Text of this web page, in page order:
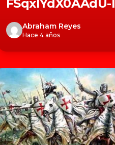
FSqxlYdX0AAdU-I
Abraham Reyes
Hace 4 años